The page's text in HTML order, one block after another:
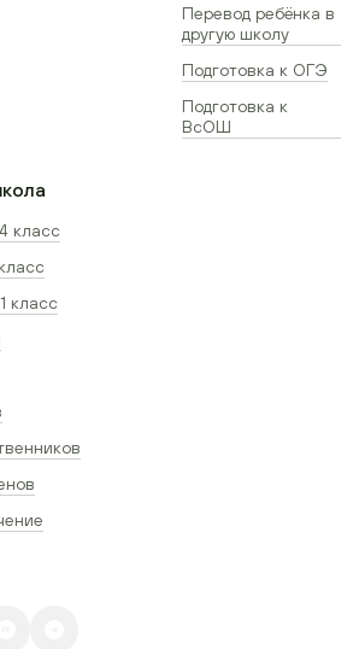
Перевод ребёнка в
другую школу
Подготовка к ОГЭ
Подготовка к
ВсОШ
класс
класс